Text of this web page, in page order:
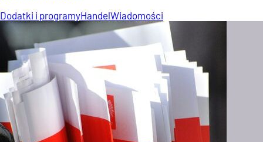
Dodatki i programyHandelWiadomości